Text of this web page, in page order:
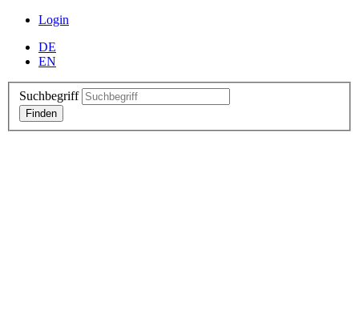
Login
DE
EN
Suchbegriff